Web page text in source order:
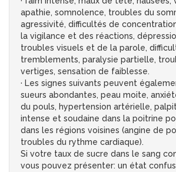
apathie, somnolence, troubles du
agressivité, difficultés de
la vigilance et des réactions,
troubles visuels et de la parole,
tremblements, paralysie partielle,
vertiges, sensation de faiblesse.
· Les signes suivants peuvent
sueurs abondantes, peau moite,
du pouls, hypertension artérielle,
intense et soudaine dans la poitrine
dans les régions voisines (angine de
troubles du rythme cardiaque).
Si votre taux de sucre dans le sang
vous pouvez présenter: un état